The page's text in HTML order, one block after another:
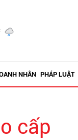
NHÂN PHÁP LUẬT
cấp